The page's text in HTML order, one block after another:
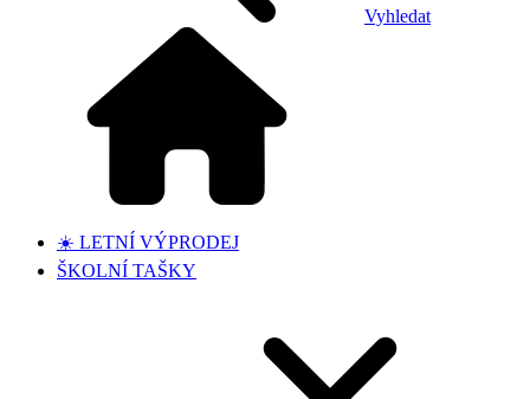
Vyhledat
☀️ LETNÍ VÝPRODEJ
ŠKOLNÍ TAŠKY